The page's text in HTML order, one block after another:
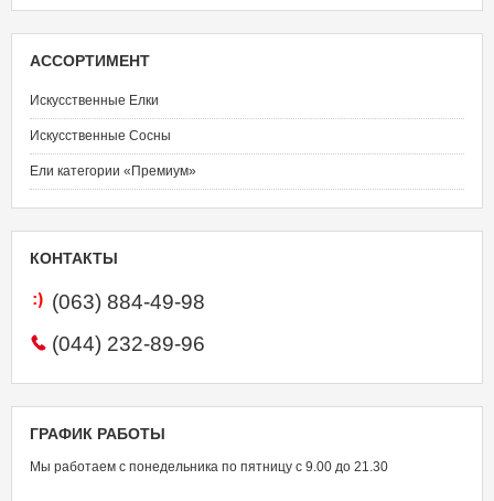
АССОРТИМЕНТ
Искусственные Елки
Искусственные Сосны
Ели категории «Премиум»
КОНТАКТЫ
(063) 884-49-98
(044) 232-89-96
ГРАФИК РАБОТЫ
Мы работаем с понедельника по пятницу с 9.00 до 21.30